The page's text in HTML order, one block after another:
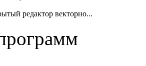
редактор векторно...